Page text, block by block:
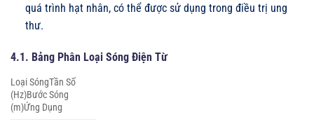
quá trình hạt nhân, có thể được sử dụng trong điều trị ung
thư.
4.1. Bảng Phân Loại Sóng Điện Từ
Loại SóngTần Số
(Hz)Bước Sóng
(m)Ứng Dụng